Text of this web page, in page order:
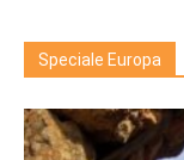
Speciale Europa